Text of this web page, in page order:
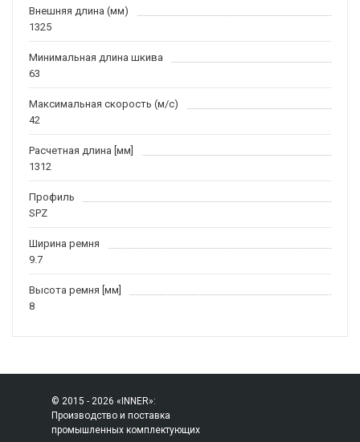
Внешняя длина (мм)
1325
Минимальная длина шкива
63
Максимальная скорость (м/c)
42
Расчетная длина [мм]
1312
Профиль
SPZ
Ширина ремня
9.7
Высота ремня [мм]
8
© 2015 - 2026 «INNER»:
Производство и поставка
промышленных комплектующих